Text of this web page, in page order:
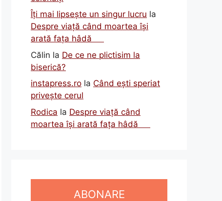
Îți mai lipsește un singur lucru la
Despre viață când moartea își
arată fața hâdă
Călin la De ce ne plictisim la
biserică?
instapress.ro la Când ești speriat
privește cerul
Rodica la Despre viață când
moartea își arată fața hâdă
ABONARE